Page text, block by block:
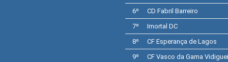
6º
CD Fabril Barreiro
7º
Imortal DC
8º
CF Esperança de Lagos
9º
CF Vasco da Gama